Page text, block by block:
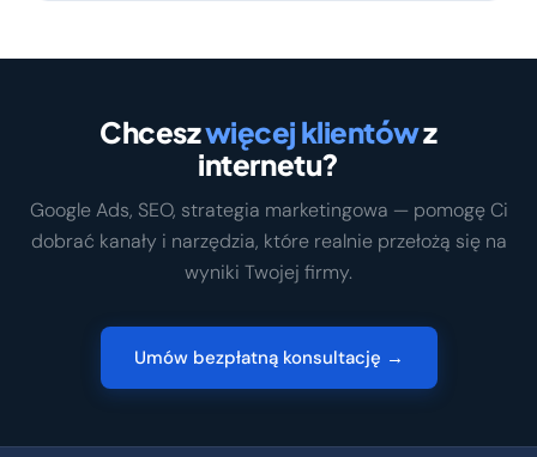
Chceszwięcej klientówz
internetu?
Google Ads, SEO, strategia marketingowa — pomogę Ci
dobrać kanały i narzędzia, które realnie przełożą się na
wyniki Twojej firmy.
Umów bezpłatną konsultację →